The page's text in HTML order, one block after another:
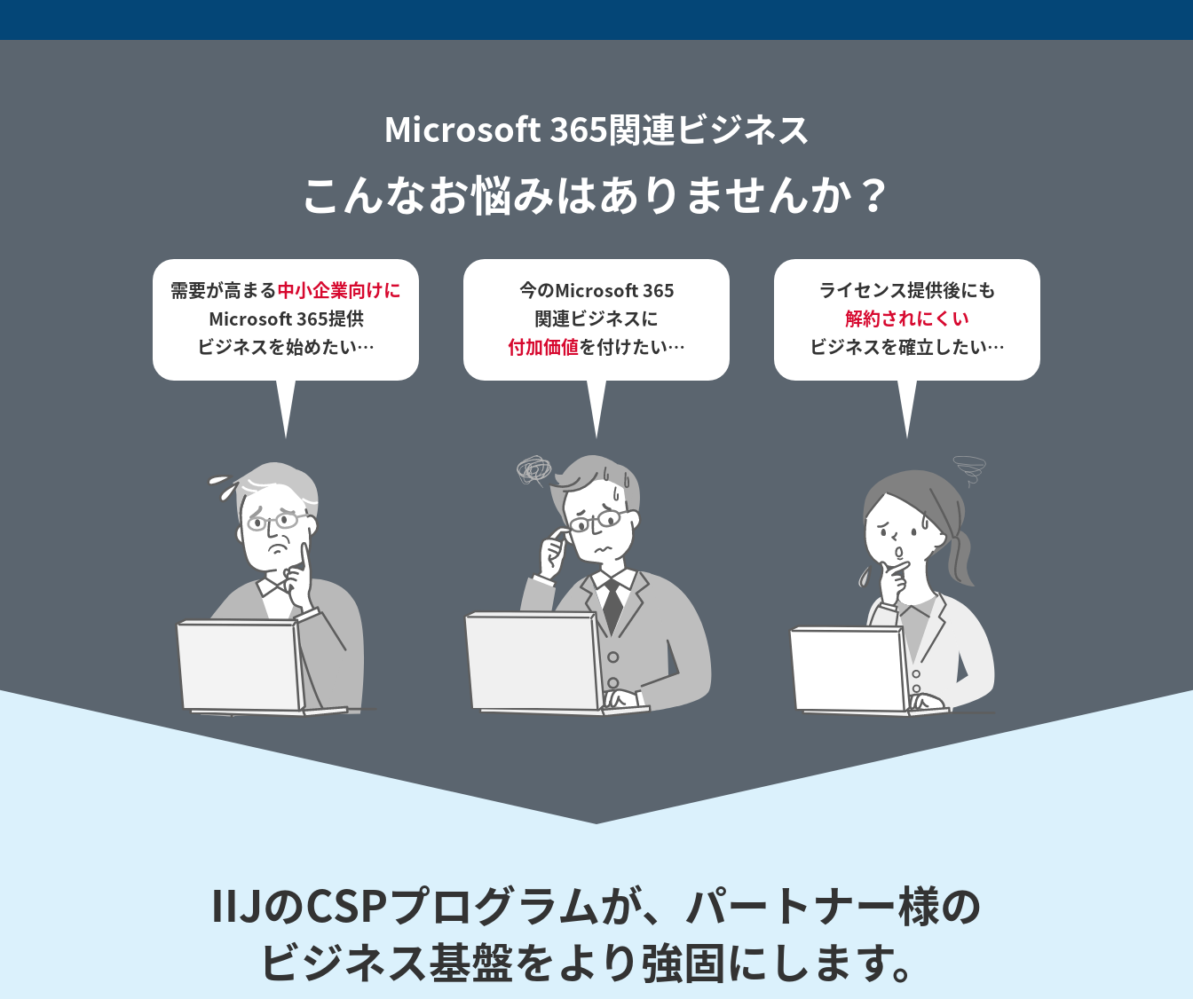
Microsoft 365関連ビジネス
こんなお悩みはありませんか？
需要が高まる中小企業向けに
Microsoft 365提供
ビジネスを始めたい…
今のMicrosoft 365
関連ビジネスに
付加価値を付けたい…
ライセンス提供後にも
解約されにくい
ビジネスを確立したい…
IIJのCSPプログラムが、 パートナー様の
ビジネス基盤をより強固にします。